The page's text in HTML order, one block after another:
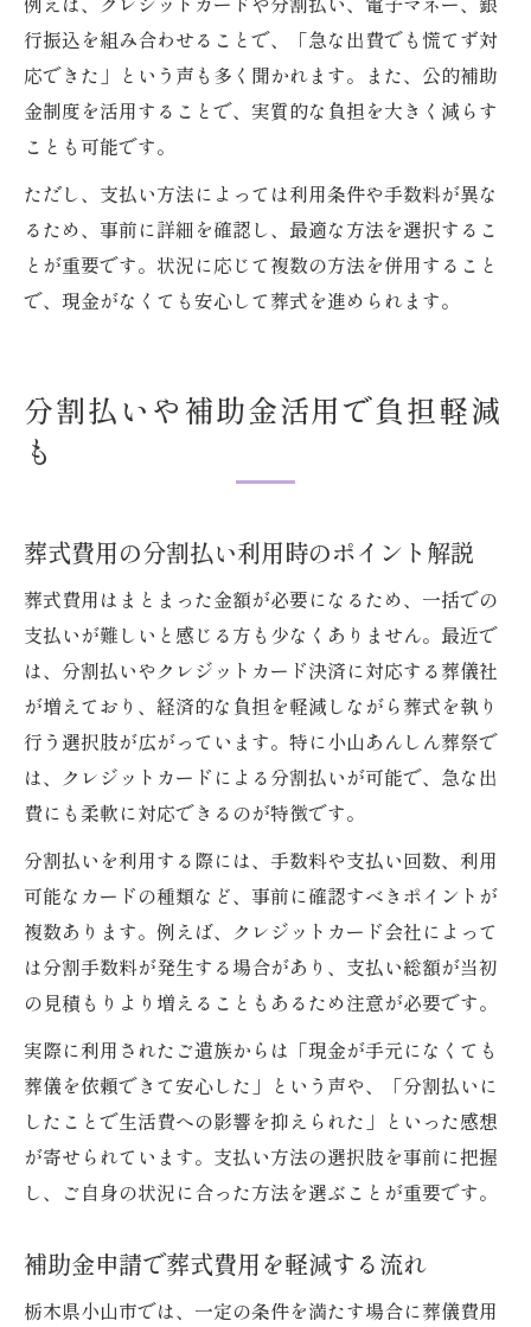
行振込を組み合わせることで、「急な出費でも慌てず対
応できた」という声も多く聞かれます。また、公的補助
金制度を活用することで、実質的な負担を大きく減らす
ことも可能です。
ただし、支払い方法によっては利用条件や手数料が異な
るため、事前に詳細を確認し、最適な方法を選択するこ
とが重要です。状況に応じて複数の方法を併用すること
で、現金がなくても安心して葬式を進められます。
分割払いや補助金活用で負担軽減
も
葬式費用の分割払い利用時のポイント解説
葬式費用はまとまった金額が必要になるため、一括での
支払いが難しいと感じる方も少なくありません。最近で
は、分割払いやクレジットカード決済に対応する葬儀社
が増えており、経済的な負担を軽減しながら葬式を執り
行う選択肢が広がっています。特に小山あんしん葬祭で
は、クレジットカードによる分割払いが可能で、急な出
費にも柔軟に対応できるのが特徴です。
分割払いを利用する際には、手数料や支払い回数、利用
可能なカードの種類など、事前に確認すべきポイントが
複数あります。例えば、クレジットカード会社によって
は分割手数料が発生する場合があり、支払い総額が当初
の見積もりより増えることもあるため注意が必要です。
実際に利用されたご遺族からは「現金が手元になくても
葬儀を依頼できて安心した」という声や、「分割払いに
したことで生活費への影響を抑えられた」といった感想
が寄せられています。支払い方法の選択肢を事前に把握
し、ご自身の状況に合った方法を選ぶことが重要です。
補助金申請で葬式費用を軽減する流れ
栃木県小山市では、一定の条件を満たす場合に葬儀費用